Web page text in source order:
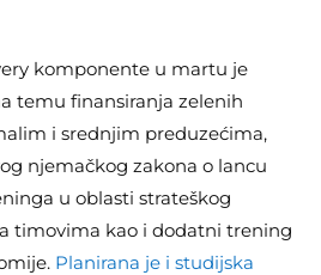
komponente u martu je
temu finansiranja zelenih
i srednjim preduzećima,
njemačkog zakona o lancu
u oblasti strateškog
timovima kao i dodatni trening
Planirana je i studijska